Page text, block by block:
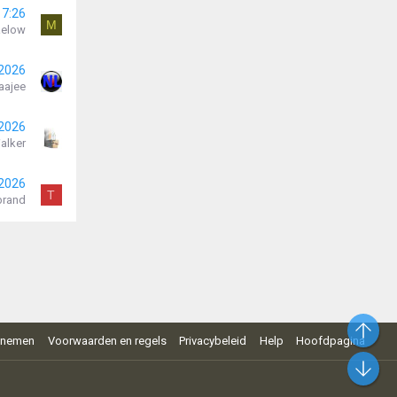
M
T
Voorwaarden en regels Privacybeleid Help Hoofdpagina